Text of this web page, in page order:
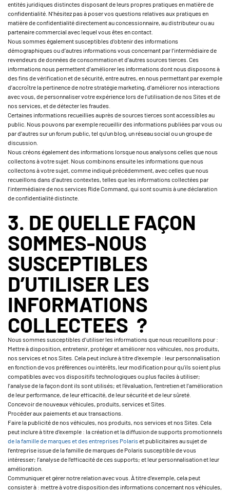
entités juridiques distinctes disposant de leurs propres pratiques en matière de
confidentialité. N’hésitez pas à poser vos questions relatives aux pratiques en
matière de confidentialité directement au concessionnaire, au distributeur ou au
partenaire commercial avec lequel vous êtes en contact.
Nous sommes également susceptibles d’obtenir des informations
démographiques ou d’autres informations vous concernant par l’intermédiaire de
revendeurs de données de consommation et d’autres sources tierces. Ces
informations nous permettent d’améliorer les informations dont nous disposons à
des fins de vérification et de sécurité, entre autres, en nous permettant par exemple
d’accroître la pertinence de notre stratégie marketing, d’améliorer nos interactions
avec vous, de personnaliser votre expérience lors de l’utilisation de nos Sites et de
nos services, et de détecter les fraudes.
Certaines informations recueillies auprès de sources tierces sont accessibles au
public. Nous pouvons par exemple recueillir des informations publiées par vous ou
par d’autres sur un forum public, tel qu’un blog, un réseau social ou un groupe de
discussion.
Nous créons également des informations lorsque nous analysons celles que nous
collectons à votre sujet. Nous combinons ensuite les informations que nous
collectons à votre sujet, comme indiqué précédemment, avec celles que nous
recueillons dans d’autres contextes, telles que les informations collectées par
l’intermédiaire de nos services Ride Command, qui sont soumis à une déclaration
de confidentialité distincte.
3. DE QUELLE FAÇON
SOMMES-NOUS
SUSCEPTIBLES
D’UTILISER LES
INFORMATIONS
COLLECTEES ?
Nous sommes susceptibles d’utiliser les informations que nous recueillons pour :
Mettre à disposition, entretenir, protéger et améliorer nos véhicules, nos produits,
nos services et nos Sites. Cela peut inclure à titre d’exemple : leur personnalisation
en fonction de vos préférences ou intérêts, leur modification pour qu’ils soient plus
compatibles avec vos dispositifs technologiques ou plus faciles à utiliser;
l’analyse de la façon dont ils sont utilisés; et l’évaluation, l’entretien et l’amélioration
de leur performance, de leur efficacité, de leur sécurité et de leur sûreté.
Concevoir de nouveaux véhicules, produits, services et Sites.
Procéder aux paiements et aux transactions.
Faire la publicité de nos véhicules, nos produits, nos services et nos Sites. Cela
peut inclure à titre d’exemple : la création et la diffusion de supports promotionnels
de la famille de marques et des entreprises Polariset publicitaires au sujet de
l’entreprise issue de la famille de marques de Polaris susceptible de vous
intéresser; l’analyse de l’efficacité de ces supports; et leur personnalisation et leur
amélioration.
Communiquer et gérer notre relation avec vous. À titre d’exemple, cela peut
consister à : mettre à votre disposition des informations concernant nos véhicules,